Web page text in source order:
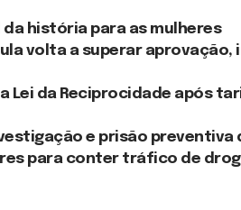
história para as mulheres
volta a superar aprovação,
Lei da Reciprocidade após
e prisão preventiva
para conter tráfico de